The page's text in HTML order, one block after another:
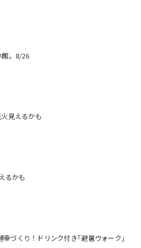
館。8/26
見えるかも
るかも
幸づくり！ドリンク付き｢避暑ウォーク｣